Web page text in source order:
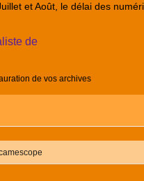
et Août, le délai des
de vos archives